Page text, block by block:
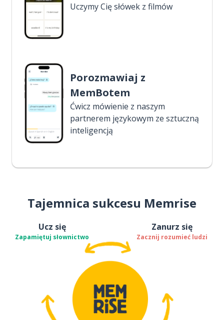
Uczymy Cię słówek z filmów
Porozmawiaj z
MemBotem
Ćwicz mówienie z naszym
partnerem językowym ze sztuczną
inteligencją
Tajemnica sukcesu Memrise
Ucz się
Zapamiętuj słownictwo
Zanurz się
Zacznij rozumieć ludzi